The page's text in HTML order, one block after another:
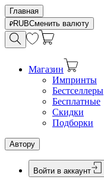
Главная
RUBСменить валюту
Магазин
Импринты
Бестселлеры
Бесплатные
Скидки
Подборки
Автору
Войти в аккаунт